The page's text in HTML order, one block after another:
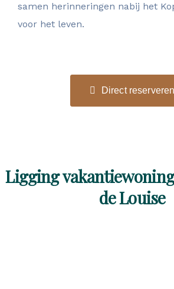
samen herinneringen nabij het
voor het leven.
Direct reserveren
Ligging
de Louise